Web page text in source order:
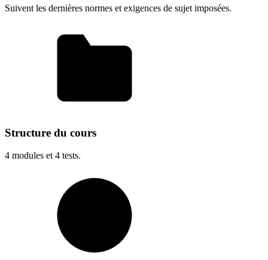
Suivent les dernières normes et exigences de sujet imposées.
Structure du cours
4 modules et 4 tests.